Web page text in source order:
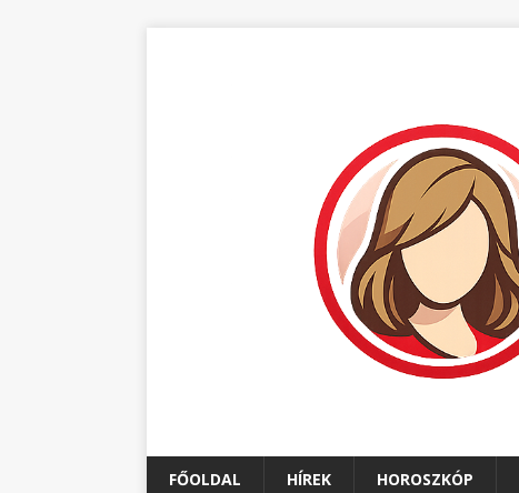
FŐOLDAL HÍREK HOROSZKÓP